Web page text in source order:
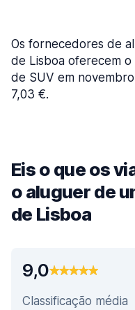
Os fornecedores de
de Lisboa oferecem
de SUV em
7,03 €.
Eis o que os
o aluguer de
de Lisboa
9,0
Classificação média